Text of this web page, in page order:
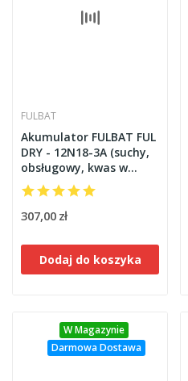
FULBAT
Akumulator FULBAT FUL
DRY - 12N18-3A (suchy,
obsługowy, kwas w
zestawie)
307,00 zł
Dodaj do koszyka
W Magazynie
Darmowa Dostawa